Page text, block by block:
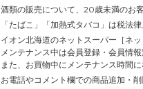
酒類の販売について、20歳未満のお
「たばこ」「加熱式タバコ」は税法
イオン北海道のネットスーパー［ネ
メンテナンス中は会員登録・会員情
また、お買物中にメンテナンス時間
お電話やコメント欄での商品追加・